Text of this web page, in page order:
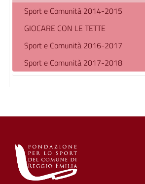
Sport e Comunità 2014-2015
GIOCARE CON LE TETTE
Sport e Comunità 2016-2017
Sport e Comunità 2017-2018